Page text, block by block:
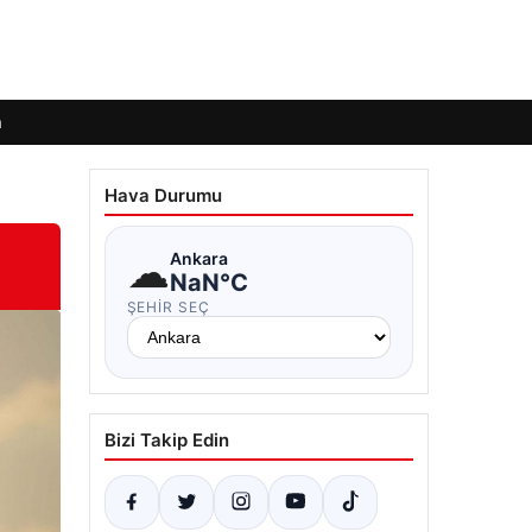
Hava Durumu
☁Ankara
NaN°C
ŞEHIR SEÇ
Bizi Takip Edin